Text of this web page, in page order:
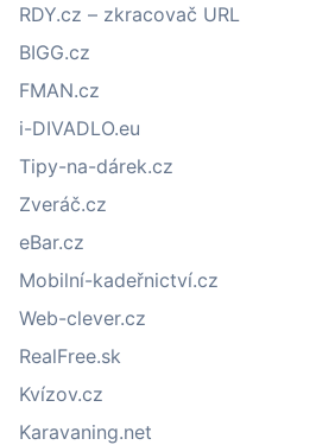
RDY.cz – zkracovač URL
BIGG.cz
FMAN.cz
i-DIVADLO.eu
Tipy-na-dárek.cz
Zveráč.cz
eBar.cz
Mobilní-kadeřnictví.cz
Web-clever.cz
RealFree.sk
Kvízov.cz
Karavaning.net